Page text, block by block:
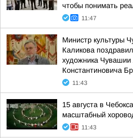
чтобы понимать
11:47
Министр культуры
Каликова
художника Чувашии
Константиновича
11:43
15 августа в
масштабный
11:43